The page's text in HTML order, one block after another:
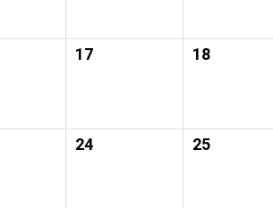
17 18
24 25